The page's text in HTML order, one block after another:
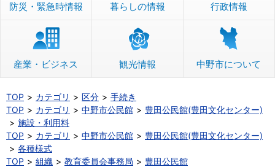
防災・緊急時情報 暮らしの情報 行政情報
産業・ビジネス 観光情報 中野市について
TOP カテゴリ 区分
手続き
TOP
カテゴリ 中野市公民館
豊田公民館(豊田文化センター)
施設・利用料
TOP
カテゴリ 中野市公民館
豊田公民館(豊田文化センター)
各種様式
TOP
組織 教育委員会事務局 豊田公民館